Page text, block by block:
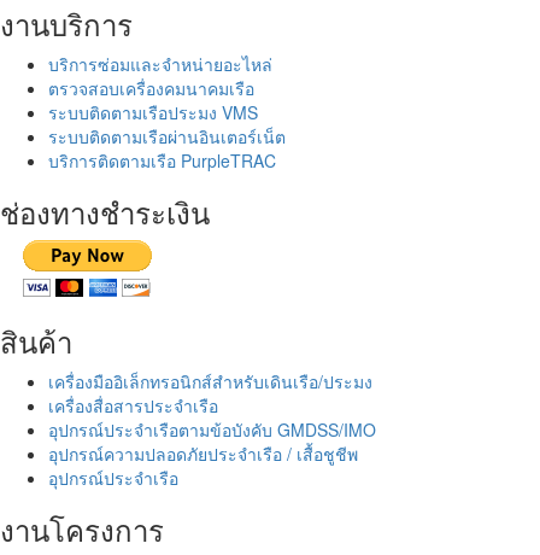
งานบริการ
บริการซ่อมและจำหน่ายอะไหล่
ตรวจสอบเครื่องคมนาคมเรือ
ระบบติดตามเรือประมง VMS
ระบบติดตามเรือผ่านอินเตอร์เน็ต
บริการติดตามเรือ PurpleTRAC
ช่องทางชำระเงิน
สินค้า
เครื่องมืออิเล็กทรอนิกส์สำหรับเดินเรือ/ประมง
เครื่องสื่อสารประจำเรือ
อุปกรณ์ประจำเรือตามข้อบังคับ GMDSS/IMO
อุปกรณ์ความปลอดภัยประจำเรือ / เสื้อชูชีพ
อุปกรณ์ประจำเรือ
งานโครงการ